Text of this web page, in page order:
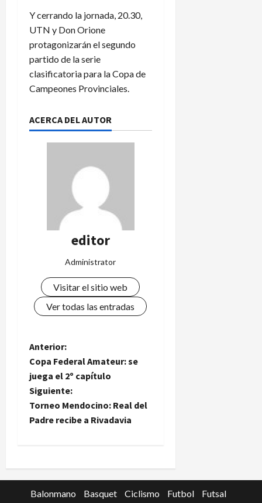
Y cerrando la jornada, 20.30,
UTN y Don Orione
protagonizarán el segundo
partido de la serie
clasificatoria para la Copa de
Campeones Provinciales.
ACERCA DEL AUTOR
editor
Administrator
Visitar el sitio web
Ver todas las entradas
N
a
v
e
a
Anterior:
Copa Federal Amateur: se
juega el 2º capítulo
Siguiente:
Torneo Mendocino: Real del
Padre recibe a Rivadavia
Balonmano Basquet Ciclismo Futbol
Futsal